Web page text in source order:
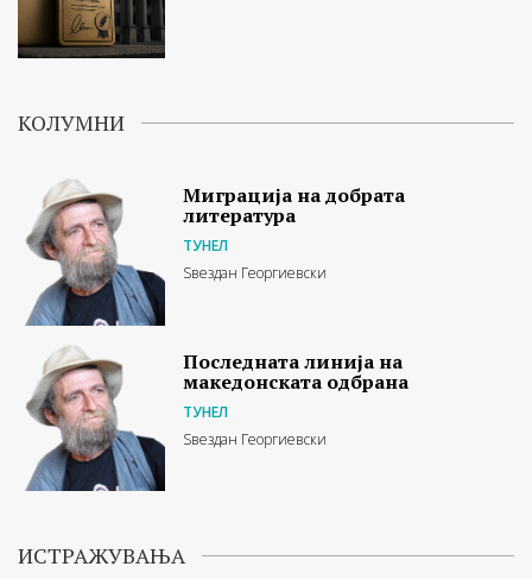
КОЛУМНИ
Миграција на добрата
литература
ТУНЕЛ
Ѕвездан Георгиевски
Последната линија на
македонската одбрана
ТУНЕЛ
Ѕвездан Георгиевски
ИСТРАЖУВАЊА